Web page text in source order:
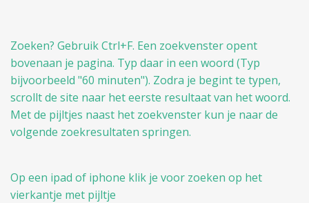
Zoeken? Gebruik Ctrl+F. Een zoekvenster opent
bovenaan je pagina. Typ daar in een woord (Typ
bijvoorbeeld "60 minuten"). Zodra je begint te typen,
scrollt de site naar het eerste resultaat van het woord.
Met de pijltjes naast het zoekvenster kun je naar de
volgende zoekresultaten springen.
Op een ipad of iphone klik je voor zoeken op het
vierkantje met pijltje